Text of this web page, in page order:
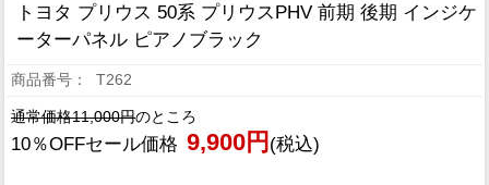
トヨタ プリウス 50系 プリウスPHV 前期 後期 インジケ
ーターパネル ピアノブラック
T262
通常価格11,000円のところ
10％OFFセール価格 9,900円 (税込)